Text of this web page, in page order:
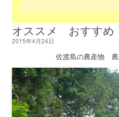
オススメ おすすめ
2015年4月24日
佐渡島の農産物 農